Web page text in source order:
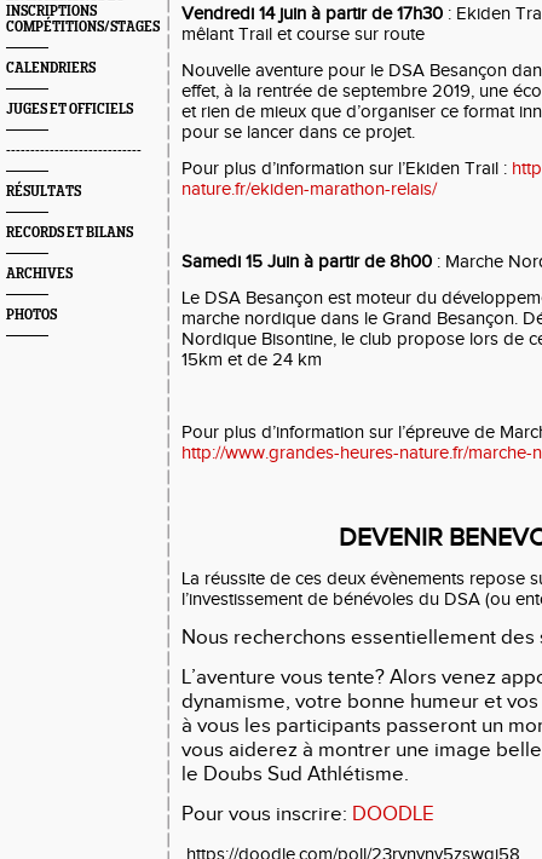
INSCRIPTIONS
COMPÉTITIONS/STAGES
CALENDRIERS
JUGES ET OFFICIELS
----------------------------
RÉSULTATS
RECORDS ET BILANS
ARCHIVES
PHOTOS
Vendredi 14 juin à partir de 17h30 : Ekiden
mêlant Trail et course sur route
Nouvelle aventure pour le DSA Besançon
effet, à la rentrée de septembre 2019, une
et rien de mieux que d’organiser ce format
pour se lancer dans ce projet.
Pour plus d’information sur l’Ekiden Trail :
nature.fr/ekiden-marathon-relais/
Samedi 15 Juin à partir de 8h00 : Marche
Le DSA Besançon est moteur du
marche nordique dans le Grand Besançon.
Nordique Bisontine, le club propose lors de
15km et de 24 km
Pour plus d’information sur l’épreuve de
http://www.grandes-heures-nature.fr/marche-
DEVENIR
La réussite de ces deux évènements repose
l’investissement de bénévoles du DSA (ou
Nous recherchons essentiellement des
L’aventure vous tente? Alors venez
dynamisme, votre bonne humeur et
à vous les participants passeront un
vous aiderez à montrer une image
le Doubs Sud Athlétisme.
Pour vous inscrire: DOODLE
https://doodle.com/poll/23rynvnv5zswqi58